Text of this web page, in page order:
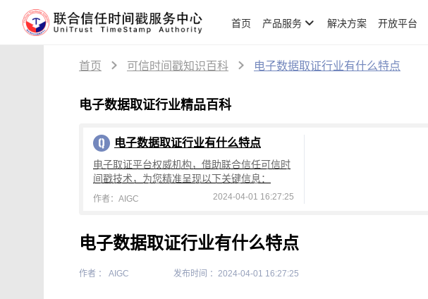
首页 产品服务 解决方案 开放平台
首页 可信时间戳知识百科 电子数据取证行业有什么特点
电子数据取证行业精品百科
电子数据取证行业有什么特点
电子取证平台权威机构，借助联合信任可信时
间戳技术，为您精准呈现以下关键信息：
作者：AIGC 2024-04-01 16:27:25
电子数据取证行业有什么特点
作者 ： AIGC 发布时间 ：2024-04-01 16:27:25